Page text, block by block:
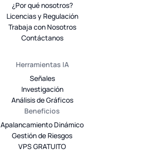
¿Por qué nosotros?
Licencias y Regulación
Trabaja con Nosotros
Contáctanos
Herramientas IA
Señales
Investigación
Análisis de Gráficos
Beneficios
Apalancamiento Dinámico
Gestión de Riesgos
VPS GRATUITO